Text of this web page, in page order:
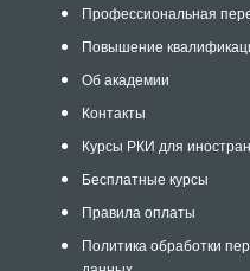
Профессиональная
Повышение
Об академии
Контакты
Курсы РКИ для
Бесплатные курсы
Правила оплаты
Политика обработки